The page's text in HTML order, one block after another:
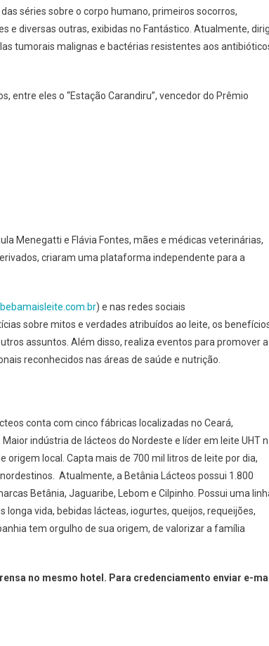
séries sobre o corpo humano, primeiros socorros,
e diversas outras, exibidas no Fantástico. Atualmente,
tumorais malignas e bactérias resistentes aos
entre eles o “Estação Carandiru”, vencedor do Prêmio
Menegatti e Flávia Fontes, mães e médicas veterinárias,
criaram uma plataforma independente para a
) e nas redes sociais
sobre mitos e verdades atribuídos ao leite, os
assuntos. Além disso, realiza eventos para promover a
reconhecidos nas áreas de saúde e nutrição.
conta com cinco fábricas localizadas no Ceará,
indústria de lácteos do Nordeste e líder em leite UHT
local. Capta mais de 700 mil litros de leite por dia,
Atualmente, a Betânia Lácteos possui 1.800
Betânia, Jaguaribe, Lebom e Cilpinho. Possui uma
vida, bebidas lácteas, iogurtes, queijos, requeijões,
tem orgulho de sua origem, de valorizar a família
no mesmo hotel. Para credenciamento enviar e-